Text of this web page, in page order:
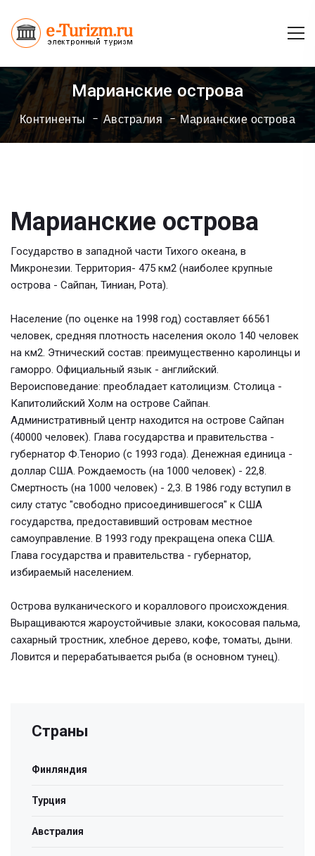
Марианские острова
Континенты Австралия Марианские острова
Марианские острова
Государство в западной части Тихого океана, в
Микронезии. Территория- 475 км2 (наиболее крупные
острова - Сайпан, Тиниан, Рота).
Население (по оценке на 1998 год) составляет 66561
человек, средняя плотность населения около 140 человек
на км2. Этнический состав: преимущественно каролинцы и
гаморро. Официальный язык - английский.
Вероисповедание: преобладает католицизм. Столица -
Капитолийский Холм на острове Сайпан.
Административный центр находится на острове Сайпан
(40000 человек). Глава государства и правительства -
губернатор Ф.Тенорио (с 1993 года). Денежная единица -
доллар США. Рождаемость (на 1000 человек) - 22,8.
Смертность (на 1000 человек) - 2,3. В 1986 году вступил в
силу статус "свободно присоединившегося" к США
государства, предоставивший островам местное
самоуправление. В 1993 году прекращена опека США.
Глава государства и правительства - губернатор,
избираемый населением.
Острова вулканического и кораллового происхождения.
Выращиваются жароустойчивые злаки, кокосовая пальма,
сахарный тростник, хлебное дерево, кофе, томаты, дыни.
Ловится и перерабатывается рыба (в основном тунец).
Страны
Финляндия
Турция
Австралия